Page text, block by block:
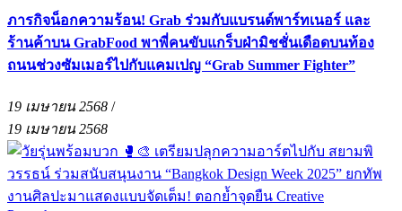
ภารกิจน็อกความร้อน! Grab ร่วมกับแบรนด์พาร์ทเนอร์ และ
ร้านค้าบน GrabFood พาพี่คนขับแกร็บฝ่ามิชชั่นเดือดบนท้อง
ถนนช่วงซัมเมอร์ไปกับแคมเปญ “Grab Summer Fighter”
19 เมษายน 2568 /
19 เมษายน 2568